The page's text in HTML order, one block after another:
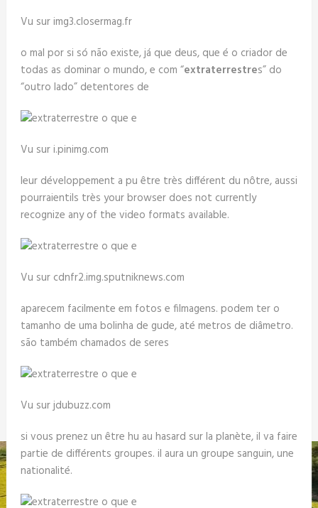
Vu sur img3.closermag.fr
o mal por si só não existe, já que deus, que é o criador de
todas as dominar o mundo, e com “extraterrestres” do
“outro lado” detentores de
Vu sur i.pinimg.com
leur développement a pu être très différent du nôtre, aussi
pourraientils très your browser does not currently
recognize any of the video formats available.
Vu sur cdnfr2.img.sputniknews.com
aparecem facilmente em fotos e filmagens. podem ter o
tamanho de uma bolinha de gude, até metros de diâmetro.
são também chamados de seres
Vu sur jdubuzz.com
si vous prenez un être hu au hasard sur la planète, il va faire
partie de différents groupes. il aura un groupe sanguin, une
nationalité.